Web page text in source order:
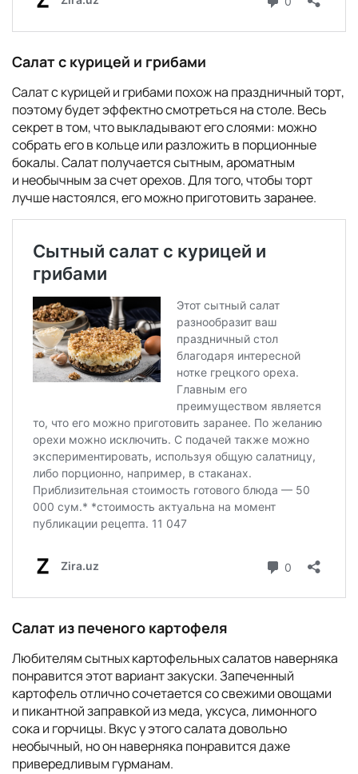
Салат с курицей и грибами
Салат с курицей и грибами похож на праздничный торт,
поэтому будет эффектно смотреться на столе. Весь
секрет в том, что выкладывают его слоями: можно
собрать его в кольце или разложить в порционные
бокалы. Салат получается сытным, ароматным
и необычным за счет орехов. Для того, чтобы торт
лучше настоялся, его можно приготовить заранее.
Салат из печеного картофеля
Любителям сытных картофельных салатов наверняка
понравится этот вариант закуски. Запеченный
картофель отлично сочетается со свежими овощами
и пикантной заправкой из меда, уксуса, лимонного
сока и горчицы. Вкус у этого салата довольно
необычный, но он наверняка понравится даже
привередливым гурманам.